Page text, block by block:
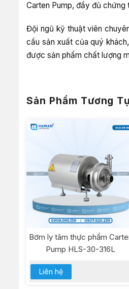
Carten Pump, đầy đủ
Đội ngũ kỹ thuật viên
cầu sản xuất của quý
được sản phẩm chất lượng
Sản Phẩm Tương
Bơm ly tâm thực phẩm
Pump HLS-30-316L
Liên hệ